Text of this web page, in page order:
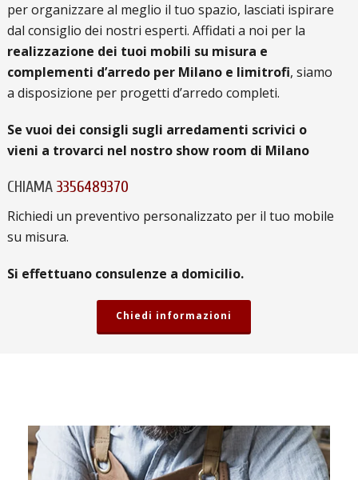
per organizzare al meglio il tuo spazio, lasciati ispirare
dal consiglio dei nostri esperti. Affidati a noi per la
realizzazione dei tuoi mobili su misura e
complementi d’arredo per Milano e limitrofi, siamo
a disposizione per progetti d’arredo completi.
Se vuoi dei consigli sugli arredamenti scrivici o
vieni a trovarci nel nostro show room di Milano
CHIAMA3356489370
Richiedi un preventivo personalizzato per il tuo mobile
su misura.
Si effettuano consulenze a domicilio.
Chiedi informazioni